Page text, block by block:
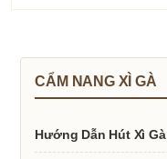
CẨM NANG XÌ GÀ
Hướng Dẫn Hút Xì Gà